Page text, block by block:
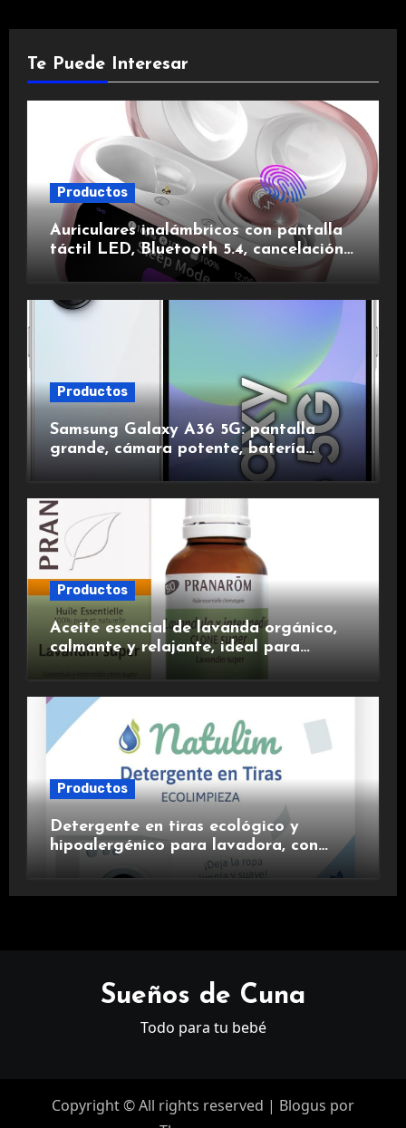
Te Puede Interesar
Productos
Auriculares inalámbricos con pantalla
táctil LED, Bluetooth 5.4, cancelación
de ruido, impermeables y de larga
Productos
Samsung Galaxy A36 5G: pantalla
grande, cámara potente, batería
duradera y carga rápida para una
experiencia premium.
Productos
Aceite esencial de lavanda orgánico,
calmante y relajante, ideal para
Productos
Detergente en tiras ecológico y
hipoalergénico para lavadora, con
suavizante incluido y fragancia de
lavanda.
Sueños de Cuna
Todo para tu bebé
Copyright © All rights reserved | Blogus por